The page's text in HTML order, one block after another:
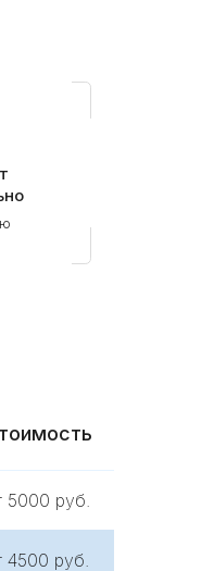
5000 руб.
4500 руб.